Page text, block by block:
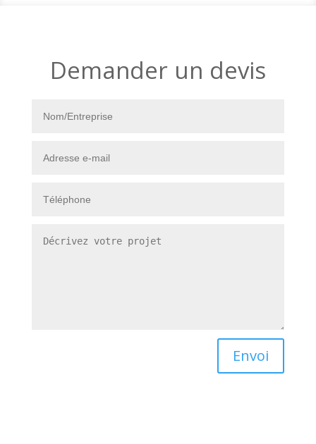
Demander un devis
Envoi